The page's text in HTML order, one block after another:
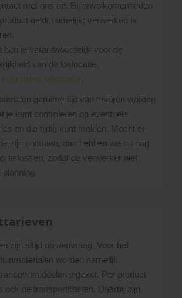
met ons op. Bij onvolkomenheden
geldt namelijk; verwerken is
ben je verantwoordelijk voor de
van de loslocatie.
voor meer informatie
geruime tijd van tevoren worden
je kunt controleren op eventuele
en die tijdig kunt melden. Mocht er
zijn ontstaan, dan hebben we nu nog
te lossen, zodat de verwerker niet
zijn altijd op aanvraag. Voor het
worden namelijk
ingezet. Per product
ook de transportkosten. Daarbij zijn